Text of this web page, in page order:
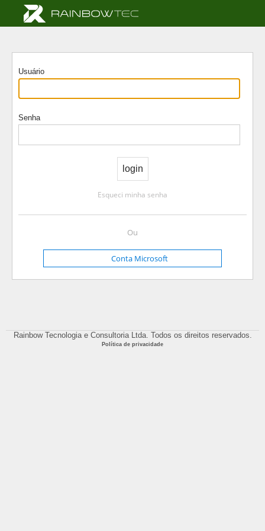
Usuário
Senha
Esqueci minha senha
Ou
Conta Microsoft
Rainbow Tecnologia e Consultoria Ltda. Todos os direitos reservados.
Política de privacidade